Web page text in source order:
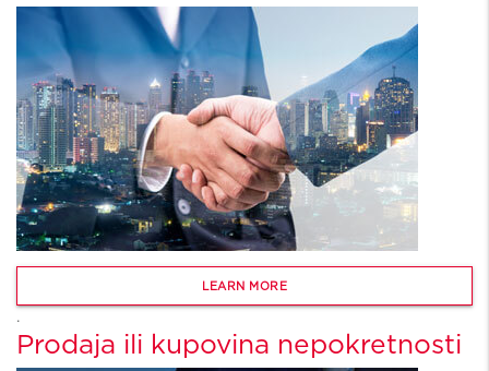
LEARN MORE
.
Prodaja ili kupovina nepokretnosti